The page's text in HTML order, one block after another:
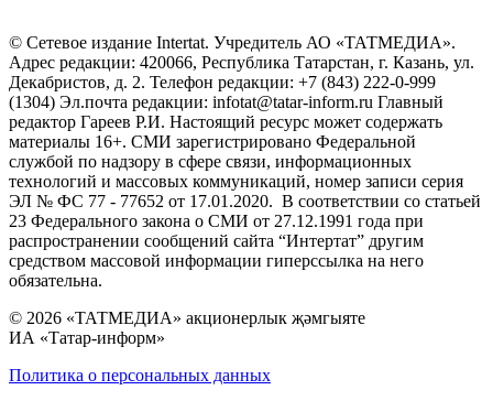
© Сетевое издание Intertat. Учредитель АО «ТАТМЕДИА».
Адрес редакции: 420066, Республика Татарстан, г. Казань, ул.
Декабристов, д. 2. Телефон редакции: +7 (843) 222-0-999
(1304) Эл.почта редакции: infotat@tatar-inform.ru Главный
редактор Гареев Р.И. Настоящий ресурс может содержать
материалы 16+. СМИ зарегистрировано Федеральной
службой по надзору в сфере связи, информационных
технологий и массовых коммуникаций, номер записи серия
ЭЛ № ФС 77 - 77652 от 17.01.2020. В соответствии со статьей
23 Федерального закона о СМИ от 27.12.1991 года при
распространении сообщений сайта “Интертат” другим
средством массовой информации гиперссылка на него
обязательна.
© 2026 «ТАТМЕДИА» акционерлык җәмгыяте
ИА «Татар-информ»
Политика о персональных данных